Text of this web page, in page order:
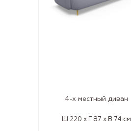
4-х местный диван
Ш 220 x Г 87 x В 74 см